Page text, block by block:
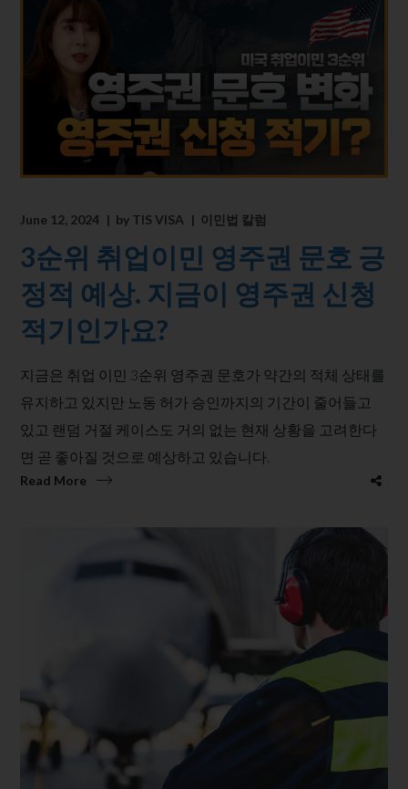
June 12, 2024 by TIS VISA 이민법 칼럼
3순위 취업이민 영주권 문호 긍
정적 예상. 지금이 영주권 신청
적기인가요?
지금은 취업 이민 3순위 영주권 문호가 약간의 적체 상태를
유지하고 있지만 노동 허가 승인까지의 기간이 줄어들고
있고 랜덤 거절 케이스도 거의 없는 현재 상황을 고려한다
면 곧 좋아질 것으로 예상하고 있습니다.
Read More